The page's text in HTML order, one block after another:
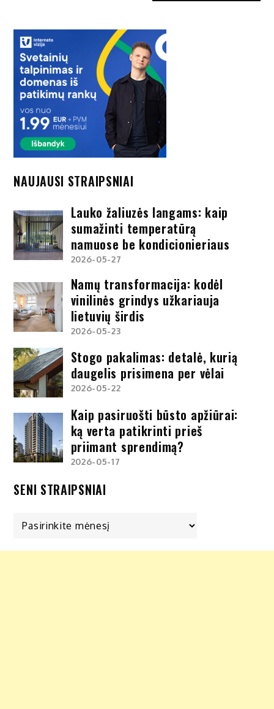
NAUJAUSI STRAIPSNIAI
Lauko žaliuzės langams: kaip
sumažinti temperatūrą
namuose be kondicionieriaus
2026-05-27
Namų transformacija: kodėl
vinilinės grindys užkariauja
lietuvių širdis
2026-05-23
Stogo pakalimas: detalė, kurią
daugelis prisimena per vėlai
2026-05-22
Kaip pasiruošti būsto apžiūrai:
ką verta patikrinti prieš
priimant sprendimą?
2026-05-17
SENI STRAIPSNIAI